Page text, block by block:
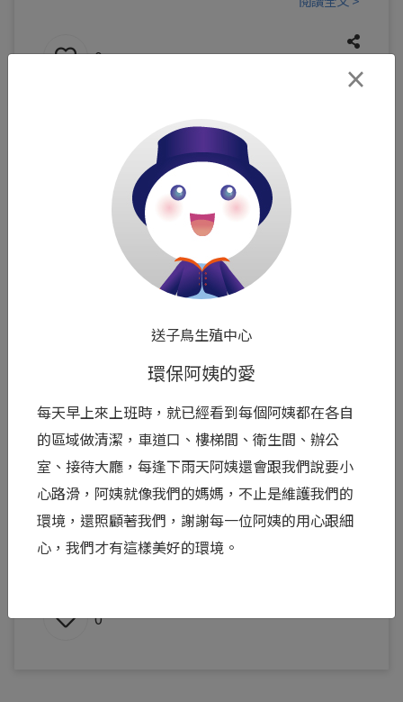
0
Joanna
善意的傳遞
在幫捐贈卵子者抽血時，和她聊了一下。她跟我
孩子，也請我幫忙把她寫的祝福信轉交給對方。她
說，自己決定捐贈卵子，就是希望能幫助那些一直
努力卻還沒能成為父母的人，真心祝福他們能擁有
屬於自己的家庭。聽到她分享這些想法，我很感
動，...
0
×
送子鳥生殖中心
環保阿姨的愛
每天早上來上班時，就已經看到每個阿姨都在各自
的區域做清潔，車道口、樓梯間、衛生間、辦公
室、接待大廳，每逢下雨天阿姨還會跟我們說要小
心路滑，阿姨就像我們的媽媽，不止是維護我們的
環境，還照顧著我們，謝謝每一位阿姨的用心跟細
心，我們才有這樣美好的環境。